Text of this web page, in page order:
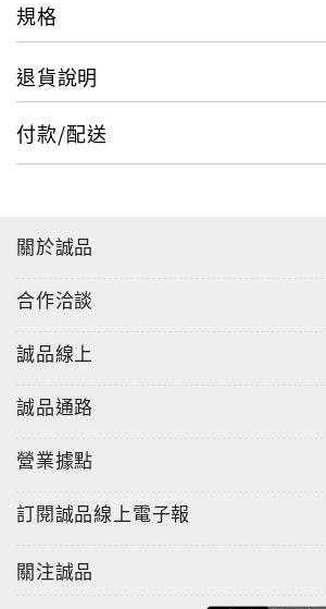
規格
退貨說明
付款/配送
關於誠品
合作洽談
誠品線上
誠品通路
營業據點
訂閱誠品線上電子報
關注誠品